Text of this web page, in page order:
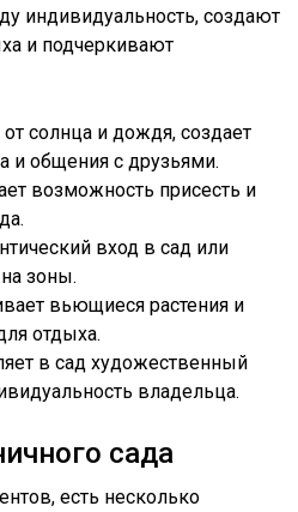
индивидуальность, создают
и подчеркивают
солнца и дождя, создает
и общения с друзьями.
возможность присесть и
вход в сад или
зоны.
вьющиеся растения и
отдыха.
в сад художественный
владельца.
сада
есть несколько